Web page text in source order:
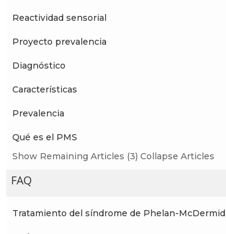
Reactividad sensorial
Proyecto prevalencia
Diagnóstico
Características
Prevalencia
Qué es el PMS
Show Remaining Articles (3) Collapse Articles
FAQ
Tratamiento del síndrome de Phelan-McDermid